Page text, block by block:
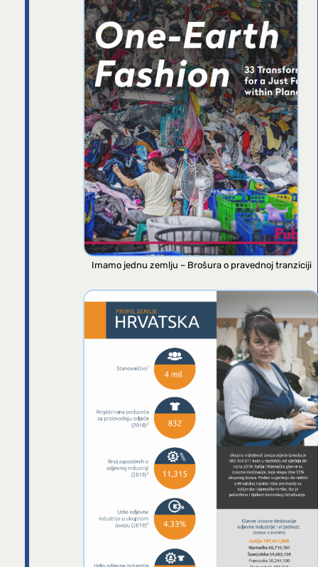
Imamo jednu zemlju – Brošura o pravednoj tranziciji